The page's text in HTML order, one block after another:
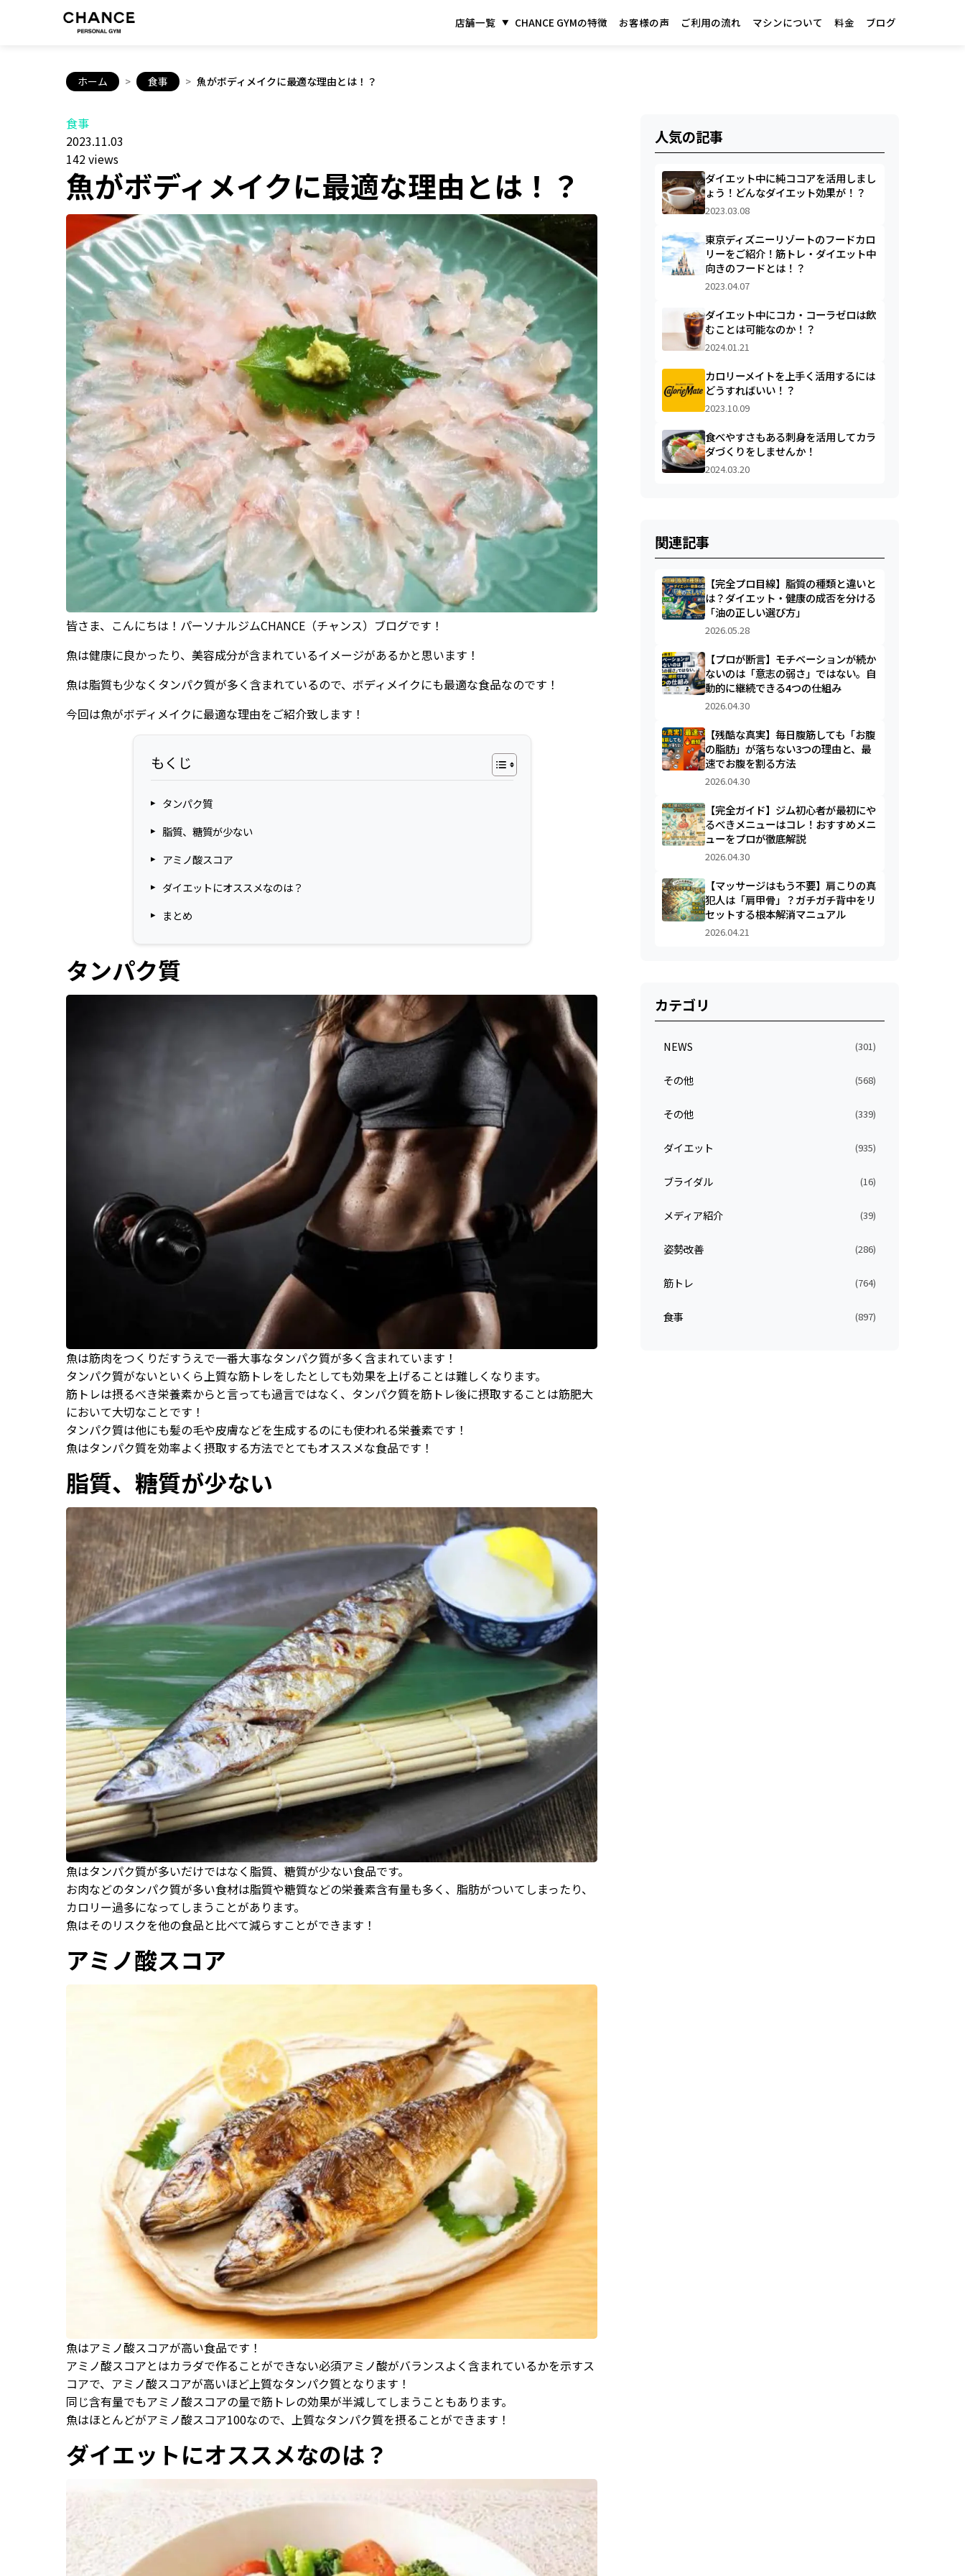
店舗一覧 CHANCE GYMの特徴 お客様の声 ご利用の流れ マシンについて 料金 ブログ
ホーム > 食事 > 魚がボディメイクに最適な理由とは！？
食事
2023.11.03
142 views
魚がボディメイクに最適な理由とは！？
皆さま、こんにちは！パーソナルジムCHANCE（チャンス）ブログです！
魚は健康に良かったり、美容成分が含まれているイメージがあるかと思います！
魚は脂質も少なくタンパク質が多く含まれているので、ボディメイクにも最適な食品なのです！
今回は魚がボディメイクに最適な理由をご紹介致します！
もくじ
タンパク質
脂質、糖質が少ない
アミノ酸スコア
ダイエットにオススメなのは？
まとめ
タンパク質
魚は筋肉をつくりだすうえで一番大事なタンパク質が多く含まれています！
タンパク質がないといくら上質な筋トレをしたとしても効果を上げることは難しくなります。
筋トレは摂るべき栄養素からと言っても過言ではなく、タンパク質を筋トレ後に摂取することは筋肥大
において大切なことです！
タンパク質は他にも髪の毛や皮膚などを生成するのにも使われる栄養素です！
魚はタンパク質を効率よく摂取する方法でとてもオススメな食品です！
脂質、糖質が少ない
魚はタンパク質が多いだけではなく脂質、糖質が少ない食品です。
お肉などのタンパク質が多い食材は脂質や糖質などの栄養素含有量も多く、脂肪がついてしまったり、
カロリー過多になってしまうことがあります。
魚はそのリスクを他の食品と比べて減らすことができます！
アミノ酸スコア
魚はアミノ酸スコアが高い食品です！
アミノ酸スコアとはカラダで作ることができない必須アミノ酸がバランスよく含まれているかを示すス
コアで、アミノ酸スコアが高いほど上質なタンパク質となります！
同じ含有量でもアミノ酸スコアの量で筋トレの効果が半減してしまうこともあります。
魚はほとんどがアミノ酸スコア100なので、上質なタンパク質を摂ることができます！
ダイエットにオススメなのは？
人気の記事
ダイエット中に純ココアを活用しまし
ょう！どんなダイエット効果が！？
2023.03.08
東京ディズニーリゾートのフードカロ
リーをご紹介！筋トレ・ダイエット中
向きのフードとは！？
2023.04.07
ダイエット中にコカ・コーラゼロは飲
むことは可能なのか！？
2024.01.21
カロリーメイトを上手く活用するには
どうすればいい！？
2023.10.09
食べやすさもある刺身を活用してカラ
ダづくりをしませんか！
2024.03.20
関連記事
【完全プロ目線】脂質の種類と違いと
は？ダイエット・健康の成否を分ける
「油の正しい選び方」
2026.05.28
【プロが断言】モチベーションが続か
ないのは「意志の弱さ」ではない。自
動的に継続できる4つの仕組み
2026.04.30
【残酷な真実】毎日腹筋しても「お腹
の脂肪」が落ちない3つの理由と、最
速でお腹を割る方法
2026.04.30
【完全ガイド】ジム初心者が最初にや
るべきメニューはコレ！おすすめメニ
ューをプロが徹底解説
2026.04.30
【マッサージはもう不要】肩こりの真
犯人は「肩甲骨」？ガチガチ背中をリ
セットする根本解消マニュアル
2026.04.21
カテゴリ
NEWS (301)
その他 (568)
その他 (339)
ダイエット (935)
ブライダル (16)
メディア紹介 (39)
姿勢改善 (286)
筋トレ (764)
食事 (897)